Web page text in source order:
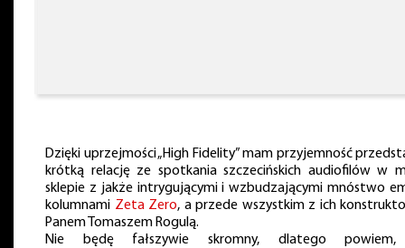
Dzięki uprzejmości „High Fidelity” mam przyjemność
krótką relację ze spotkania szczecińskich audiofilów w
sklepie z jakże intrygującymi i wzbudzającymi mnóstwo
kolumnami Zeta Zero, a przede wszystkim z ich
Panem Tomaszem Rogulą.
Nie będę fałszywie skromny, dlatego